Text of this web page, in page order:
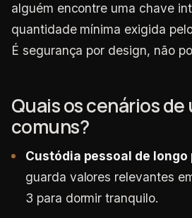
alguém encontre uma chave
quantidade mínima exigida
É segurança por design, não
Quais os cenários de
comuns?
Custódia pessoal de longo
guarda valores relevantes
3 para dormir tranquilo.